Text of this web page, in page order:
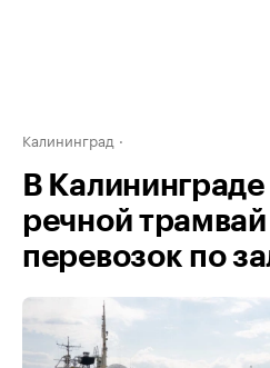
Калининград
В
речной трамвай
перевозок по